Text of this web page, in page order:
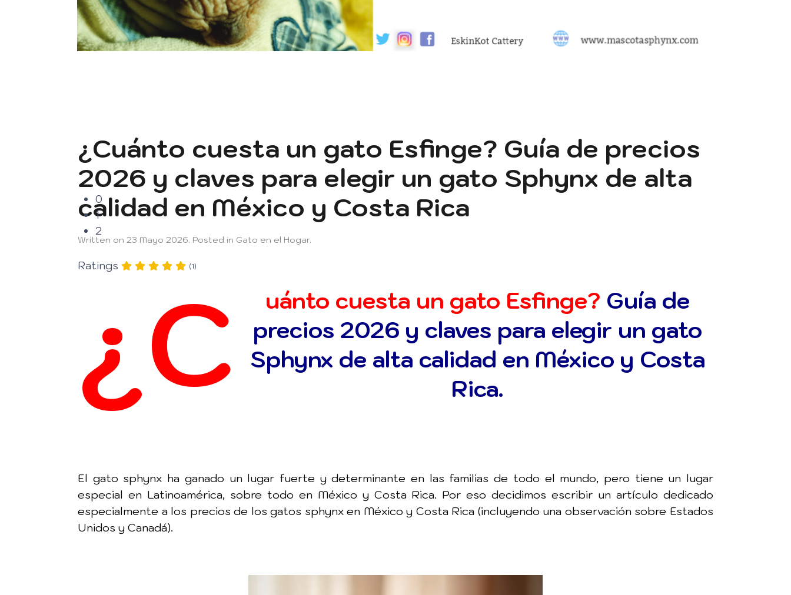
0
1
2
¿Cuánto cuesta un gato Esfinge? Guía de precios
2026 y claves para elegir un gato Sphynx de alta
calidad en México y Costa Rica
Written on 23 Mayo 2026. Posted in Gato en el Hogar.
Ratings (1)
¿C uánto cuesta un gato Esfinge? Guía de
precios 2026 y claves para elegir un gato
Sphynx de alta calidad en México y Costa
Rica.
El gato sphynx ha ganado un lugar fuerte y determinante en las familias de todo el mundo, pero tiene un lugar
especial en Latinoamérica, sobre todo en México y Costa Rica. Por eso decidimos escribir un artículo dedicado
especialmente a los precios de los gatos sphynx en México y Costa Rica (incluyendo una observación sobre Estados
Unidos y Canadá).